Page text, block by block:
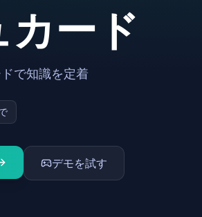
ード
で知識を定着
デモを試す